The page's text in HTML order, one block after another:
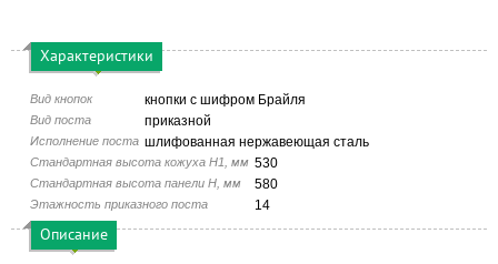
Характеристики
Вид кнопок кнопки с шифром Брайля
Вид поста приказной
Исполнение поста шлифованная нержавеющая сталь
Стандартная высота кожуха H1, мм 530
Стандартная высота панели H, мм 580
Этажность приказного поста 14
Описание